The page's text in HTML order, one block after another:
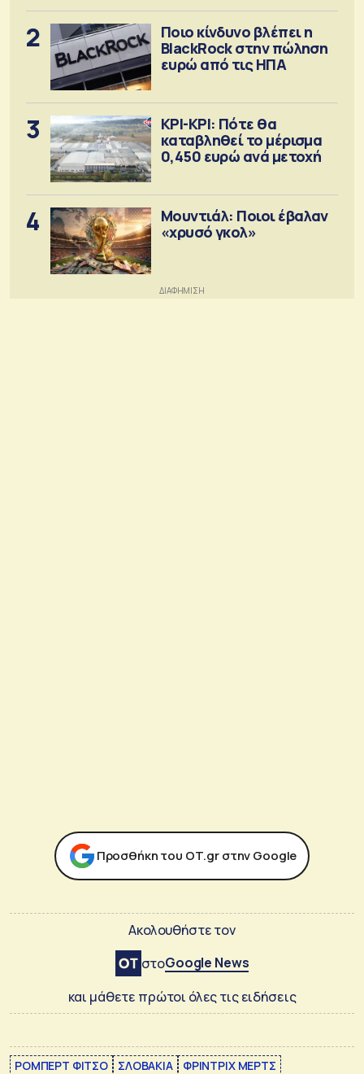
2
Ποιο κίνδυνο βλέπει η
BlackRock στην πώληση
ευρώ από τις ΗΠΑ
3
ΚΡΙ-ΚΡΙ: Πότε θα
καταβληθεί το μέρισμα
0,450 ευρώ ανά μετοχή
4
Μουντιάλ: Ποιοι έβαλαν
«χρυσό γκολ»
Προσθήκη του ΟΤ.gr στην Google
Ακολουθήστε τον
στοGoogle News
και μάθετε πρώτοι όλες τις ειδήσεις
ΡΟΜΠΕΡΤ ΦΙΤΣΟ ΣΛΟΒΑΚΙΑ ΦΡΙΝΤΡΙΧ ΜΕΡΤΣ